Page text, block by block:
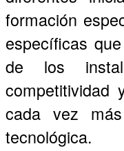
formación
específicas
de los
competitividad
cada vez
tecnológica.